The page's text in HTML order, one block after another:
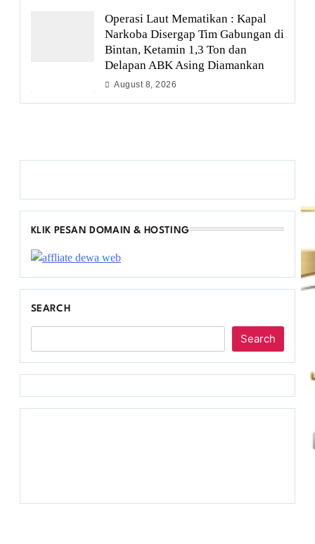
Operasi Laut Mematikan : Kapal
Narkoba Disergap Tim Gabungan di
Bintan, Ketamin 1,3 Ton dan
Delapan ABK Asing Diamankan
August 8, 2026
KLIK PESAN DOMAIN & HOSTING
SEARCH
Search